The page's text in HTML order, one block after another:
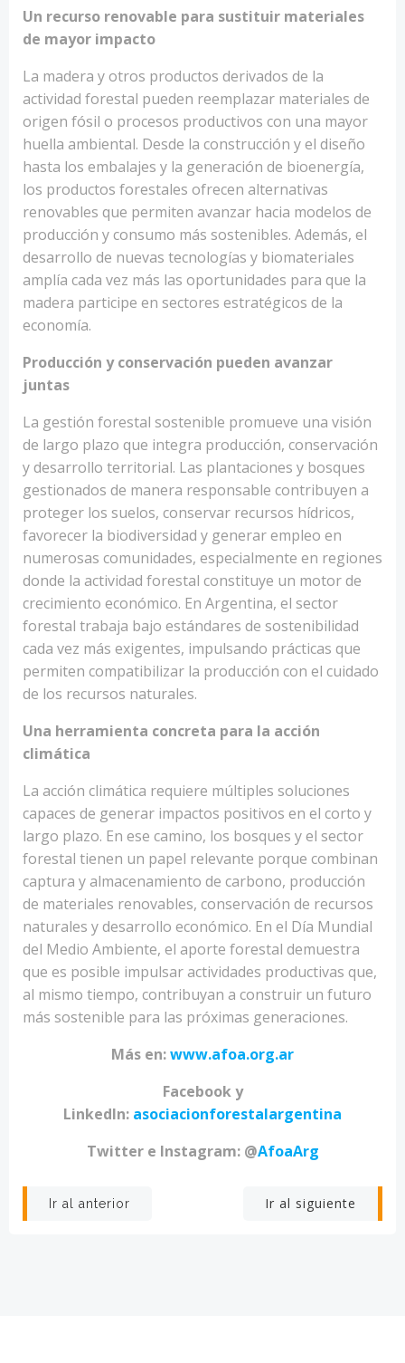
Un recurso renovable para sustituir materiales
de mayor impacto
La madera y otros productos derivados de la
actividad forestal pueden reemplazar materiales de
origen fósil o procesos productivos con una mayor
huella ambiental. Desde la construcción y el diseño
hasta los embalajes y la generación de bioenergía,
los productos forestales ofrecen alternativas
renovables que permiten avanzar hacia modelos de
producción y consumo más sostenibles. Además, el
desarrollo de nuevas tecnologías y biomateriales
amplía cada vez más las oportunidades para que la
madera participe en sectores estratégicos de la
economía.
Producción y conservación pueden avanzar
juntas
La gestión forestal sostenible promueve una visión
de largo plazo que integra producción, conservación
y desarrollo territorial. Las plantaciones y bosques
gestionados de manera responsable contribuyen a
proteger los suelos, conservar recursos hídricos,
favorecer la biodiversidad y generar empleo en
numerosas comunidades, especialmente en regiones
donde la actividad forestal constituye un motor de
crecimiento económico. En Argentina, el sector
forestal trabaja bajo estándares de sostenibilidad
cada vez más exigentes, impulsando prácticas que
permiten compatibilizar la producción con el cuidado
de los recursos naturales.
Una herramienta concreta para la acción
climática
La acción climática requiere múltiples soluciones
capaces de generar impactos positivos en el corto y
largo plazo. En ese camino, los bosques y el sector
forestal tienen un papel relevante porque combinan
captura y almacenamiento de carbono, producción
de materiales renovables, conservación de recursos
naturales y desarrollo económico. En el Día Mundial
del Medio Ambiente, el aporte forestal demuestra
que es posible impulsar actividades productivas que,
al mismo tiempo, contribuyan a construir un futuro
más sostenible para las próximas generaciones.
Más en:www.afoa.org.ar
Facebook y
LinkedIn: asociacionforestalargentina
Twitter e Instagram: @AfoaArg
Navegación
Ir al anterior
Navegación
Ir al siguiente